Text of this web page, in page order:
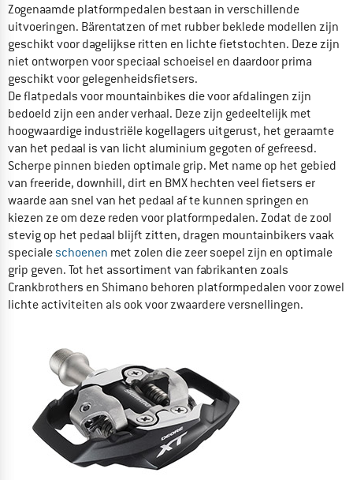
Zogenaamde platformpedalen bestaan in verschillende
uitvoeringen. Bärentatzen of met rubber beklede modellen zijn
geschikt voor dagelijkse ritten en lichte fietstochten. Deze zijn
niet ontworpen voor speciaal schoeisel en daardoor prima
geschikt voor gelegenheidsfietsers.
De flatpedals voor mountainbikes die voor afdalingen zijn
bedoeld zijn een ander verhaal. Deze zijn gedeeltelijk met
hoogwaardige industriële kogellagers uitgerust, het geraamte
van het pedaal is van licht aluminium gegoten of gefreesd.
Scherpe pinnen bieden optimale grip. Met name op het gebied
van freeride, downhill, dirt en BMX hechten veel fietsers er
waarde aan snel van het pedaal af te kunnen springen en
kiezen ze om deze reden voor platformpedalen. Zodat de zool
stevig op het pedaal blijft zitten, dragen mountainbikers vaak
specialeschoenen met zolen die zeer soepel zijn en optimale
grip geven. Tot het assortiment van fabrikanten zoals
Crankbrothers en Shimano behoren platformpedalen voor zowel
lichte activiteiten als ook voor zwaardere versnellingen.